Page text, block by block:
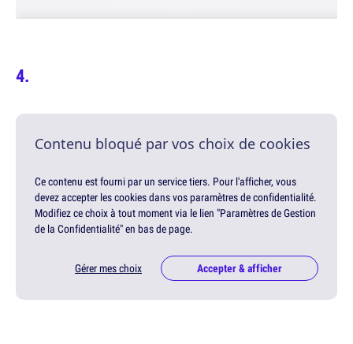
Contenu bloqué par vos choix de cookies
Ce contenu est fourni par un service tiers. Pour l'afficher, vous
devez accepter les cookies dans vos paramètres de confidentialité.
Modifiez ce choix à tout moment via le lien "Paramètres de Gestion
de la Confidentialité" en bas de page.
Gérer mes choix Accepter & afficher